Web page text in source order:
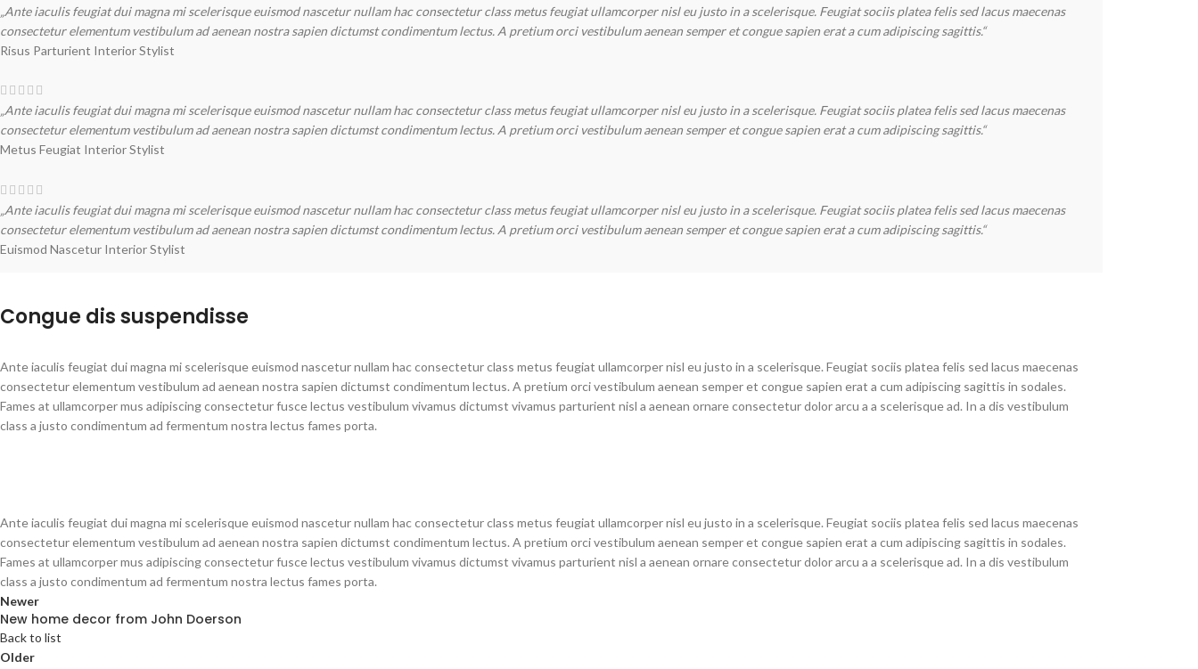
„Ante iaculis feugiat dui magna mi scelerisque euismod nascetur nullam hac consectetur class metus feugiat ullamcorper nisl eu justo in a scelerisque. Feugiat sociis platea felis sed lacus maecenas
consectetur elementum vestibulum ad aenean nostra sapien dictumst condimentum lectus. A pretium orci vestibulum aenean semper et congue sapien erat a cum adipiscing sagittis.“
Risus Parturient Interior Stylist
„Ante iaculis feugiat dui magna mi scelerisque euismod nascetur nullam hac consectetur class metus feugiat ullamcorper nisl eu justo in a scelerisque. Feugiat sociis platea felis sed lacus maecenas
consectetur elementum vestibulum ad aenean nostra sapien dictumst condimentum lectus. A pretium orci vestibulum aenean semper et congue sapien erat a cum adipiscing sagittis.“
Metus Feugiat Interior Stylist
„Ante iaculis feugiat dui magna mi scelerisque euismod nascetur nullam hac consectetur class metus feugiat ullamcorper nisl eu justo in a scelerisque. Feugiat sociis platea felis sed lacus maecenas
consectetur elementum vestibulum ad aenean nostra sapien dictumst condimentum lectus. A pretium orci vestibulum aenean semper et congue sapien erat a cum adipiscing sagittis.“
Euismod Nascetur Interior Stylist
Congue dis suspendisse
Ante iaculis feugiat dui magna mi scelerisque euismod nascetur nullam hac consectetur class metus feugiat ullamcorper nisl eu justo in a scelerisque. Feugiat sociis platea felis sed lacus maecenas
consectetur elementum vestibulum ad aenean nostra sapien dictumst condimentum lectus. A pretium orci vestibulum aenean semper et congue sapien erat a cum adipiscing sagittis in sodales.
Fames at ullamcorper mus adipiscing consectetur fusce lectus vestibulum vivamus dictumst vivamus parturient nisl a aenean ornare consectetur dolor arcu a a scelerisque ad. In a dis vestibulum
class a justo condimentum ad fermentum nostra lectus fames porta.
Ante iaculis feugiat dui magna mi scelerisque euismod nascetur nullam hac consectetur class metus feugiat ullamcorper nisl eu justo in a scelerisque. Feugiat sociis platea felis sed lacus maecenas
consectetur elementum vestibulum ad aenean nostra sapien dictumst condimentum lectus. A pretium orci vestibulum aenean semper et congue sapien erat a cum adipiscing sagittis in sodales.
Fames at ullamcorper mus adipiscing consectetur fusce lectus vestibulum vivamus dictumst vivamus parturient nisl a aenean ornare consectetur dolor arcu a a scelerisque ad. In a dis vestibulum
class a justo condimentum ad fermentum nostra lectus fames porta.
Newer
New home decor from John Doerson
Back to list
Older